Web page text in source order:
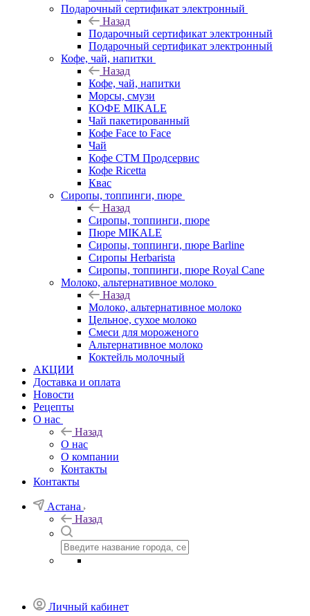
Подарочный сертификат электронный
Назад
Подарочный сертификат электронный
Подарочный сертификат электронный
Кофе, чай, напитки
Назад
Кофе, чай, напитки
Морсы, смузи
КОФЕ MIKALE
Чай пакетированный
Кофе Face to Face
Чай
Кофе СТМ Продсервис
Кофе Ricetta
Квас
Сиропы, топпинги, пюре
Назад
Сиропы, топпинги, пюре
Пюре MIKALE
Сиропы, топпинги, пюре Barline
Сиропы Herbarista
Сиропы, топпинги, пюре Royal Cane
Молоко, альтернативное молоко
Назад
Молоко, альтернативное молоко
Цельное, сухое молоко
Смеси для мороженого
Альтернативное молоко
Коктейль молочный
АКЦИИ
Доставка и оплата
Новости
Рецепты
О нас
Назад
О нас
О компании
Контакты
Контакты
Астана
Назад
Личный кабинет